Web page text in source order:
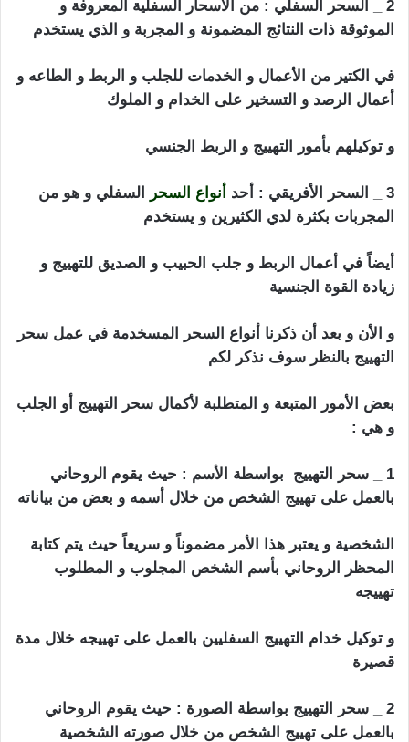
2 _ السحر السفلي : من الأسحار السفلية المعروفة و
الموثوقة ذات النتائج المضمونة و المجربة و الذي يستخدم
في الكتير من الأعمال و الخدمات للجلب و الربط و الطاعه و
أعمال الرصد و التسخير على الخدام و الملوك
و توكيلهم بأمور التهييج و الربط الجنسي
3 _ السحر الأفريقي : أحد أنواع السحر
السفلي و هو من
المجربات بكثرة لدي الكثيرين و يستخدم
أيضاً في أعمال الربط و جلب الحبيب و الصديق للتهييج و
زيادة القوة الجنسية
و الأن و بعد أن ذكرنا أنواع السحر المسخدمة في عمل سحر
التهييج بالنظر سوف نذكر لكم
بعض الأمور المتبعة و المتطلبة لأكمال سحر التهييج أو الجلب
و هي :
1 _ سحر التهييج بواسطة الأسم : حيث يقوم الروحاني
بالعمل على تهييج الشخص من خلال أسمه و بعض من بياناته
الشخصية و يعتبر هذا الأمر مضموناً و سريعاً حيث يتم كتابة
المحظر الروحاني بأسم الشخص المجلوب و المطلوب
تهييجه
و توكيل خدام التهييج السفليين بالعمل على تهييجه خلال مدة
قصيرة
2 _ سحر التهييج بواسطة الصورة : حيث يقوم الروحاني
بالعمل على تهييج الشخص من خلال صورته الشخصية